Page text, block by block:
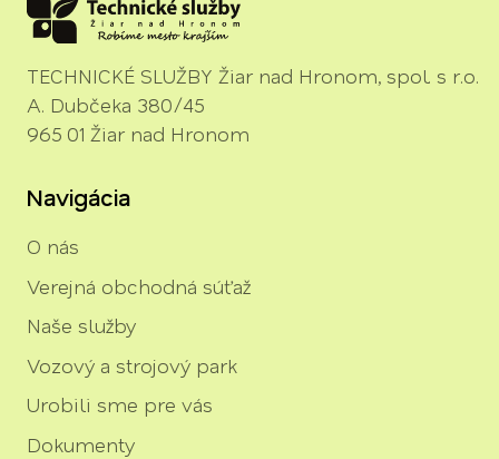
TECHNICKÉ SLUŽBY Žiar nad Hronom, spol. s r.o.
A. Dubčeka 380/45
965 01 Žiar nad Hronom
Navigácia
O nás
Verejná obchodná súťaž
Naše služby
Vozový a strojový park
Urobili sme pre vás
Dokumenty